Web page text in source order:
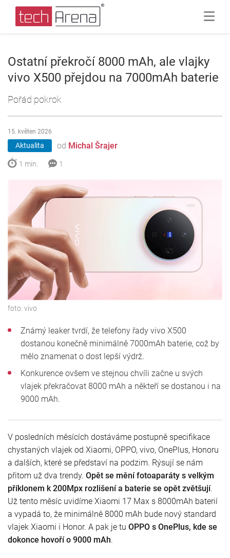
Ostatní překročí 8000 mAh, ale vlajky
vivo X500 přejdou na 7000mAh baterie
Pořád pokrok
Aktualita od Michal Šrajer
15. květen 2026
1 min. 1
foto: vivo
Známý leaker tvrdí, že telefony řady vivo X500
dostanou konečně minimálně 7000mAh baterie, což by
mělo znamenat o dost lepší výdrž.
Konkurence ovšem ve stejnou chvíli začne u svých
vlajek překračovat 8000 mAh a někteří se dostanou i na
9000 mAh.
V posledních měsících dostáváme postupně specifikace
chystaných vlajek od Xiaomi, OPPO, vivo, OnePlus, Honoru
a dalších, které se představí na podzim. Rýsují se nám
přitom už dva trendy. Opět se mění fotoaparáty s velkým
příklonem k 200Mpx rozlišení a baterie se opět zvětšují.
Už tento měsíc uvidíme Xiaomi 17 Max s 8000mAh baterií
a vypadá to, že minimálně 8000 mAh bude nový standard
vlajek Xiaomi i Honor. A pak je tu OPPO s OnePlus, kde se
dokonce hovoří o 9000 mAh.